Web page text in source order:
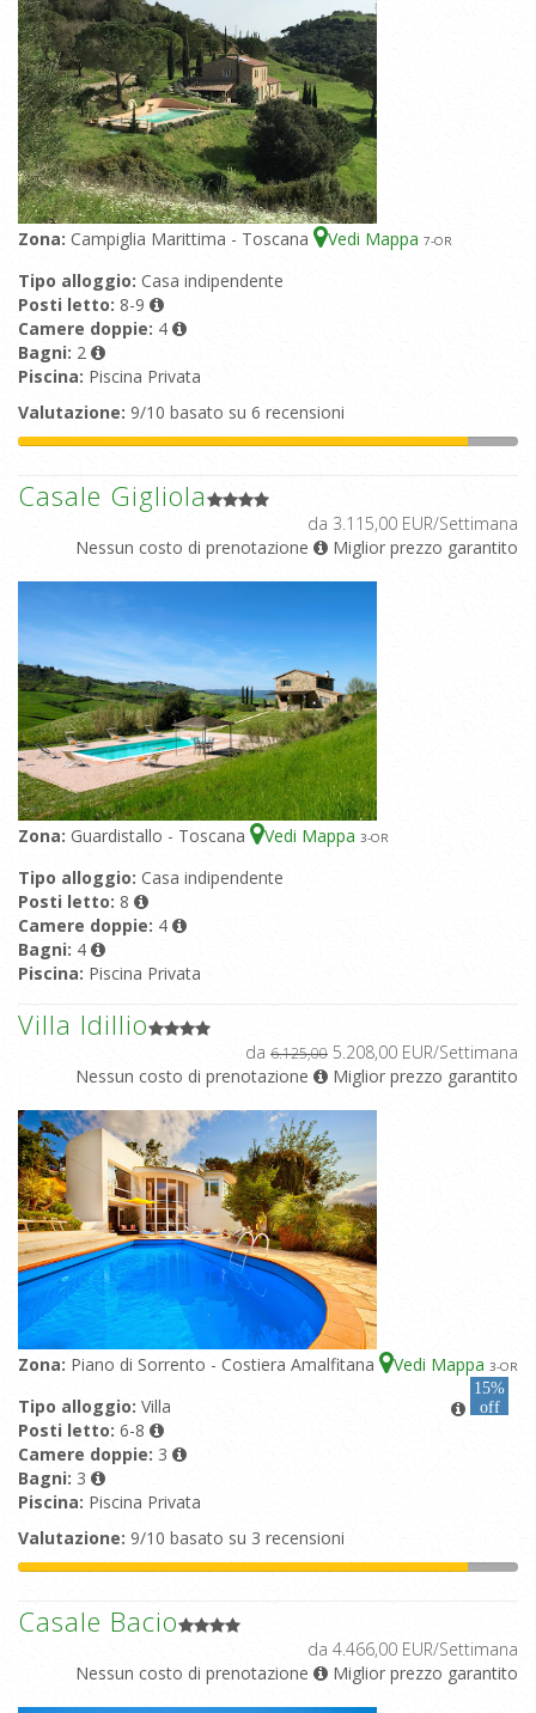
Zona: Campiglia Marittima - Toscana Vedi Mappa 7-OR
Tipo alloggio: Casa indipendente
Posti letto: 8-9
Camere doppie: 4
Bagni: 2
Piscina: Piscina Privata
Valutazione: 9/10 basato su 6 recensioni
Casale Gigliola
da 3.115,00 EUR/Settimana
Nessun costo di prenotazione
Miglior prezzo garantito
Zona: Guardistallo - Toscana Vedi Mappa 3-OR
Tipo alloggio: Casa indipendente
Posti letto: 8
Camere doppie: 4
Bagni: 4
Piscina: Piscina Privata
Villa Idillio
da 6.125,00 5.208,00 EUR/Settimana
Nessun costo di prenotazione
Miglior prezzo garantito
Zona: Piano di Sorrento - Costiera Amalfitana Vedi Mappa 3-OR
15%
off
Tipo alloggio: Villa
Posti letto: 6-8
Camere doppie: 3
Bagni: 3
Piscina: Piscina Privata
Valutazione: 9/10 basato su 3 recensioni
Casale Bacio
da 4.466,00 EUR/Settimana
Nessun costo di prenotazione
Miglior prezzo garantito